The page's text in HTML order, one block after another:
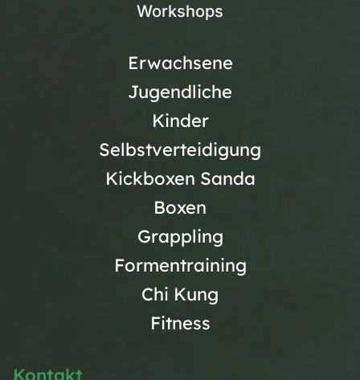
Workshops
Erwachsene
Jugendliche
Kinder
Selbstverteidigung
Kickboxen Sanda
Boxen
Grappling
Formentraining
Chi Kung
Fitness
Kontakt